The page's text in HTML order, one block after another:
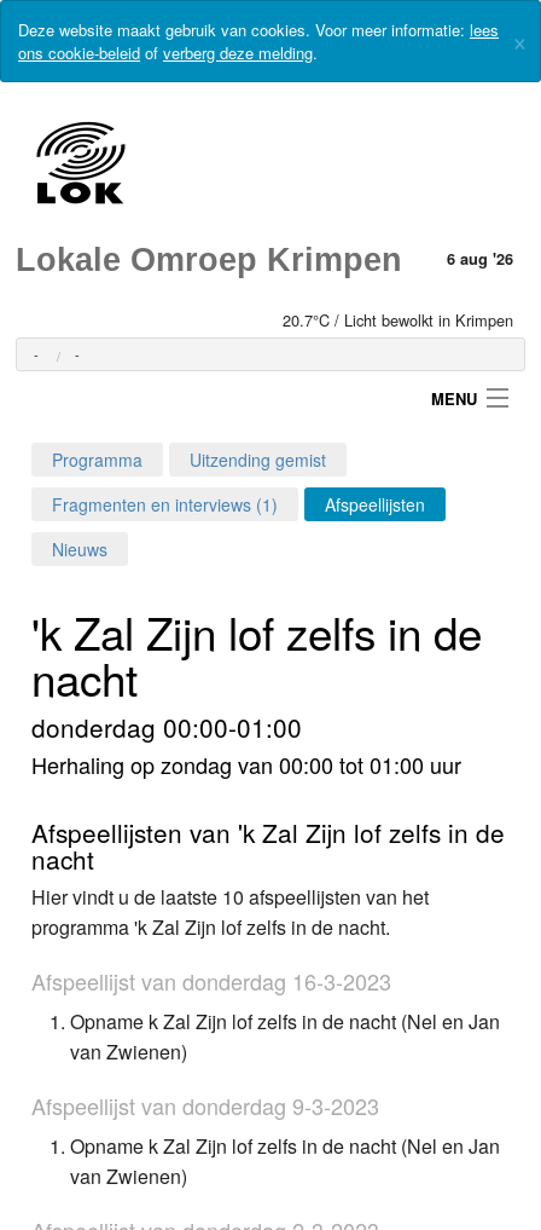
Deze website maakt gebruik van cookies. Voor meer informatie: lees
ons cookie-beleid of verberg deze melding. ×
Lokale Omroep Krimpen 6 aug '26
20.7°C / Licht bewolkt in Krimpen
- -
MENU
Home
Foto's
Video
Webcam
Info
Programma
Uitzending gemist
Fragmenten en interviews (1)
Afspeellijsten
Nieuws
'k Zal Zijn lof zelfs in de
nacht
donderdag 00:00-01:00
Herhaling op zondag van 00:00 tot 01:00 uur
Afspeellijsten van 'k Zal Zijn lof zelfs in de
nacht
Hier vindt u de laatste 10 afspeellijsten van het
programma 'k Zal Zijn lof zelfs in de nacht.
Afspeellijst van donderdag 16-3-2023
Opname k Zal Zijn lof zelfs in de nacht (Nel en Jan
van Zwienen)
Afspeellijst van donderdag 9-3-2023
Opname k Zal Zijn lof zelfs in de nacht (Nel en Jan
van Zwienen)